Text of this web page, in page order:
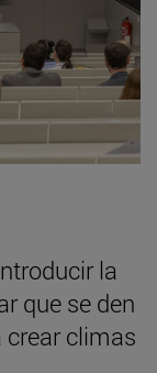
la
que se den
crear climas